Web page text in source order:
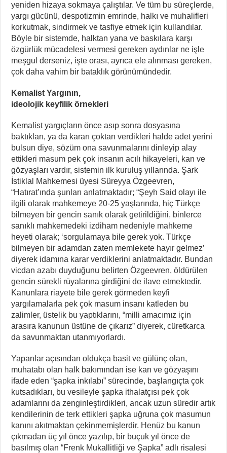
yeniden hizaya sokmaya çalıştılar. Ve tüm bu süreçlerde,
yargı gücünü, despotizmin emrinde, halkı ve muhalifleri
korkutmak, sindirmek ve tasfiye etmek için kullandılar.
Böyle bir sistemde, halktan yana ve baskılara karşı
özgürlük mücadelesi vermesi gereken aydınlar ne işle
meşgul derseniz, işte orası, ayrıca ele alınması gereken,
çok daha vahim bir bataklık görünümündedir.
Kemalist Yargının,
ideolojik keyfilik örnekleri
Kemalist yargıçların önce asıp sonra dosyasına
baktıkları, ya da kararı çoktan verdikleri halde adet yerini
bulsun diye, sözüm ona savunmalarını dinleyip alay
ettikleri masum pek çok insanın acılı hikayeleri, kan ve
gözyaşları vardır, sistemin ilk kuruluş yıllarında. Şark
İstiklal Mahkemesi üyesi Süreyya Özgeevren,
“Hatırat’ında şunları anlatmaktadır; “Şeyh Said olayı ile
ilgili olarak mahkemeye 20-25 yaşlarında, hiç Türkçe
bilmeyen bir gencin sanık olarak getirildiğini, binlerce
sanıklı mahkemedeki izdiham nedeniyle mahkeme
heyeti olarak; ‘sorgulamaya bile gerek yok. Türkçe
bilmeyen bir adamdan zaten memlekete hayır gelmez’
diyerek idamına karar verdiklerini anlatmaktadır. Bundan
vicdan azabı duyduğunu belirten Özgeevren, öldürülen
gencin sürekli rüyalarına girdiğini de ilave etmektedir.
Kanunlara riayete bile gerek görmeden keyfi
yargılamalarla pek çok masum insanı katleden bu
zalimler, üstelik bu yaptıklarını, “milli amacımız için
arasıra kanunun üstüne de çıkarız” diyerek, cüretkarca
da savunmaktan utanmıyorlardı.
Yapanlar açısından oldukça basit ve gülünç olan,
muhatabı olan halk bakımından ise kan ve gözyaşını
ifade eden “şapka inkılabı” sürecinde, başlangıçta çok
kutsadıkları, bu vesileyle şapka ithalatçısı pek çok
adamlarını da zenginleştirdikleri, ancak uzun süredir artık
kendilerinin de terk ettikleri şapka uğruna çok masumun
kanını akıtmaktan çekinmemişlerdir. Henüz bu kanun
çıkmadan üç yıl önce yazılıp, bir buçuk yıl önce de
basılmış olan “Frenk Mukallitliği ve Şapka” adlı risalesi